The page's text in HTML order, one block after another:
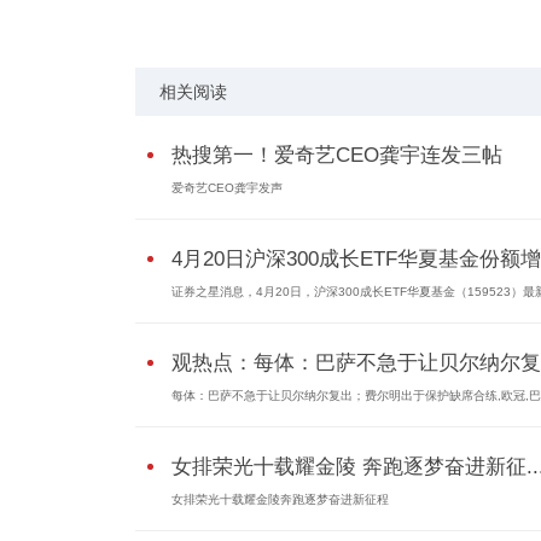
相关阅读
热搜第一！爱奇艺CEO龚宇连发三帖
爱奇艺CEO龚宇发声
4月20日沪深300成长ETF华夏基金份额
证券之星消息，4月20日，沪深300成长ETF华夏基金（159523）最
观热点：每体：巴萨不急于让贝尔纳尔
每体：巴萨不急于让贝尔纳尔复出；费尔明出于保护缺席合练,欧冠,巴
女排荣光十载耀金陵 奔跑逐梦奋进新征
女排荣光十载耀金陵奔跑逐梦奋进新征程